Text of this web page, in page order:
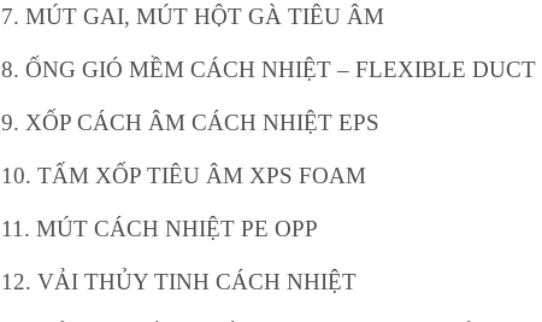
7. MÚT GAI, MÚT HỘT GÀ TIÊU ÂM
8. ỐNG GIÓ MỀM CÁCH NHIỆT – FLEXIBLE DUCT
9. XỐP CÁCH ÂM CÁCH NHIỆT EPS
10. TẤM XỐP TIÊU ÂM XPS FOAM
11. MÚT CÁCH NHIỆT PE OPP
12. VẢI THỦY TINH CÁCH NHIỆT